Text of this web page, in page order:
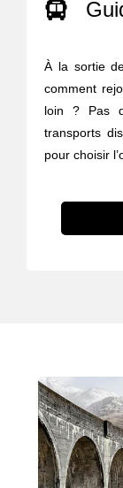
À la sortie
comment
loin ? Pas
transports
pour choisir